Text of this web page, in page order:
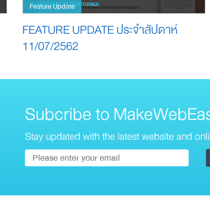
Feature Update
FEATURE UPDATE ประจำสัปดาห์
11/07/2562
Subcribe to
Stay updated with the latest website and